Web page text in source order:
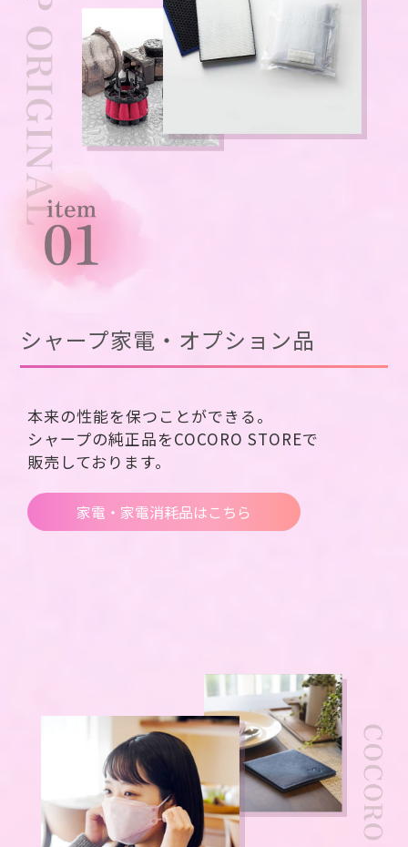
シャープ家電・オプション品
本来の性能を保つことができる。
シャープの純正品をCOCORO STOREで
販売しております。
家電・家電消耗品はこちら